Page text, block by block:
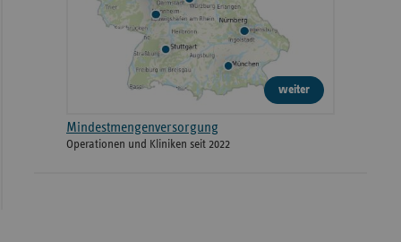
weiter
Mindestmengenversorgung
Operationen und Kliniken seit 2022